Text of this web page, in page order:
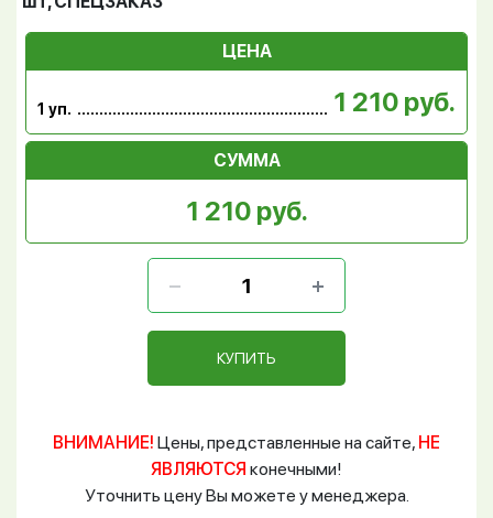
ЦЕНА
1 уп. 1 210 руб.
СУММА
1 210 руб.
КУПИТЬ
ВНИМАНИЕ! Цены, представленные на сайте, НЕ
ЯВЛЯЮТСЯ конечными!
Уточнить цену Вы можете у менеджера.